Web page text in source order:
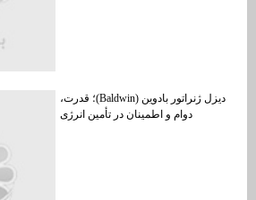
دیزل ژنراتور بادوین (Baldwin)؛ قدرت،
دوام و اطمینان در تأمین انرژی